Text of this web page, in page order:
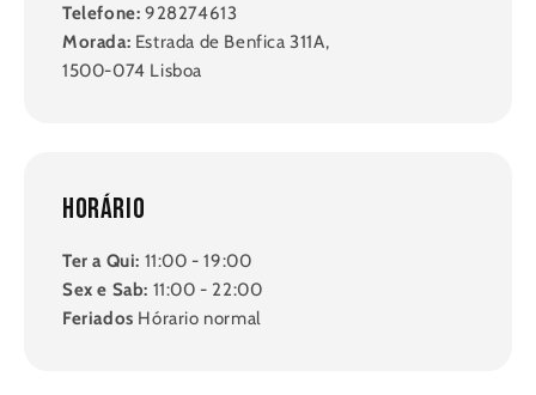
Telefone: 928274613
Morada: Estrada de Benfica 311A,
1500-074 Lisboa
Horário
Ter a Qui: 11:00 - 19:00
Sex e Sab: 11:00 - 22:00
Feriados Hórario normal